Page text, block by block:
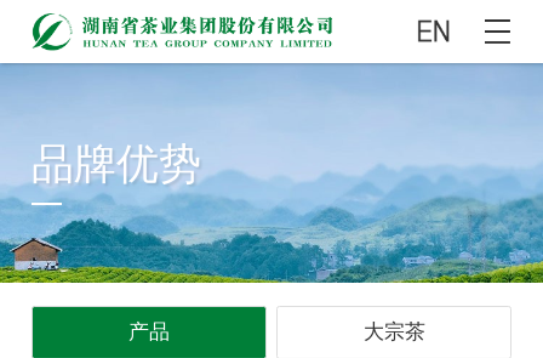
品牌优势
产品 大宗茶